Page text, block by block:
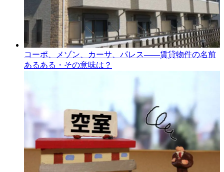
コーポ、メゾン、カーサ、パレス――賃貸物件の名前
あるある・その意味は？